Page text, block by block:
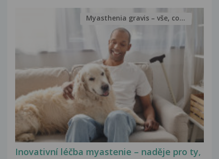
Inovativní léčba myastenie – naděje pro ty,
Myasthenia gravis – vše, co...